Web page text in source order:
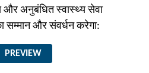
और अनुबंधित स्वास्थ्य सेवा
सम्मान और संवर्धन करेगा:
PREVIEW